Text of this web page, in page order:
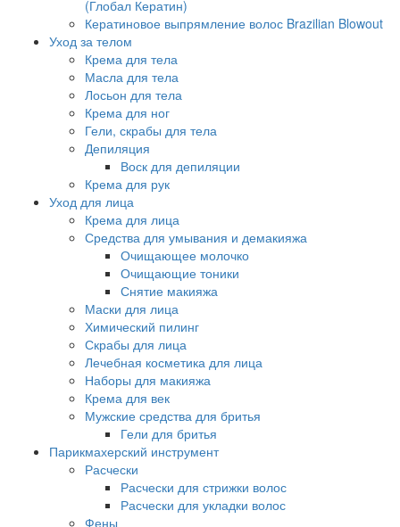
(Глобал Кератин)
Кератиновое выпрямление волос Brazilian Blowout
Уход за телом
Крема для тела
Масла для тела
Лосьон для тела
Крема для ног
Гели, скрабы для тела
Депиляция
Воск для депиляции
Крема для рук
Уход для лица
Крема для лица
Средства для умывания и демакияжа
Очищающее молочко
Очищающие тоники
Снятие макияжа
Маски для лица
Химический пилинг
Скрабы для лица
Лечебная косметика для лица
Наборы для макияжа
Крема для век
Мужские средства для бритья
Гели для бритья
Парикмахерский инструмент
Расчески
Расчески для стрижки волос
Расчески для укладки волос
Фены